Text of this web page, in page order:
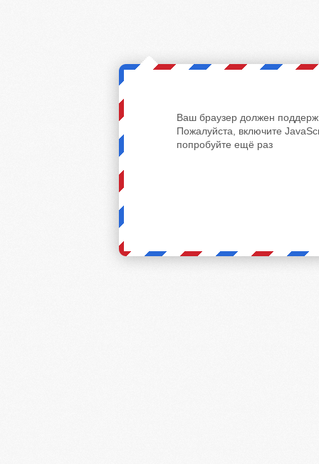
Ваш браузер должен
Пожалуйста, включите
попробуйте ещё раз